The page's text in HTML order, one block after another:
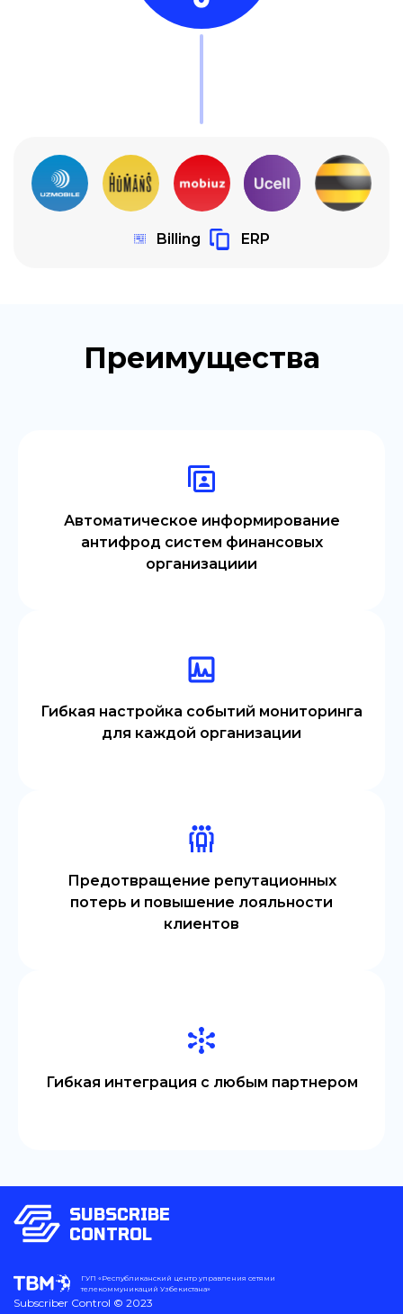
Billing ERP
Преимущества
Автоматическое информирование
антифрод систем финансовых
организациии
Гибкая настройка событий мониторинга
для каждой организации
Предотвращение репутационных
потерь и повышение лояльности
клиентов
Гибкая интеграция с любым партнером
SUBSCRIBE
CONTROL
ГУП «Республиканский центр управления сетями
телекоммуникаций Узбекистана»
Subscriber Control © 2023